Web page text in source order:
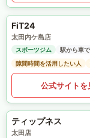
FiT24
太田内ケ島店
スポーツジム
駅から車
隙間時間を活用したい人
公式サイトを
ティップネス
太田店